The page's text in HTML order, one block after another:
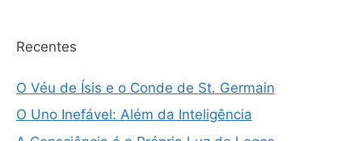
Recentes
O Véu de Ísis e o Conde de St. Germain
O Uno Inefável: Além da Inteligência